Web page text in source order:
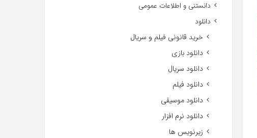
دانستنی و اطلاعات عمومی
دانلود
خرید قانونی فیلم و سریال
دانلود بازی
دانلود سریال
دانلود فیلم
دانلود موسیقی
دانلود نرم افزار
زیرنویس ها